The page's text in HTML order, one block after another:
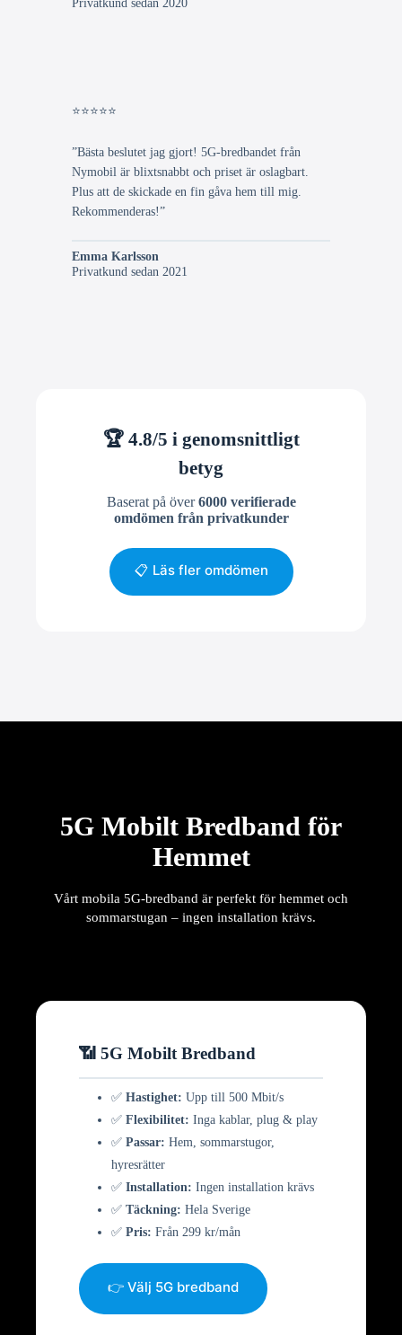
⭐⭐⭐⭐⭐
”Bästa beslutet jag gjort! 5G-bredbandet från
Nymobil är blixtsnabbt och priset är oslagbart.
Plus att de skickade en fin gåva hem till mig.
Rekommenderas!”
Emma Karlsson
Privatkund sedan 2021
🏆 4.8/5 i genomsnittligt
betyg
Baserat på över6000 verifierade
omdömen från privatkunder
📋 Läs fler omdömen
5G Mobilt Bredband för
Hemmet
Vårt mobila 5G-bredband är perfekt för hemmet och
sommarstugan – ingen installation krävs.
📶 5G Mobilt Bredband
✅ Hastighet: Upp till 500 Mbit/s
✅ Flexibilitet: Inga kablar, plug & play
✅ Passar: Hem, sommarstugor,
hyresrätter
✅ Installation: Ingen installation krävs
✅ Täckning: Hela Sverige
✅ Pris: Från 299 kr/mån
👉 Välj 5G bredband